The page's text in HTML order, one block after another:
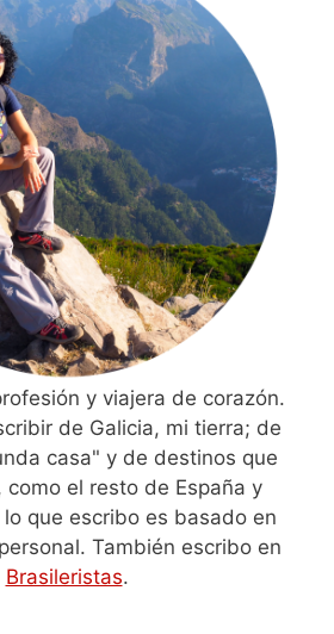
y viajera de corazón.
de Galicia, mi tierra; de
casa" y de destinos que
como el resto de España y
que escribo es basado en
También escribo en
Brasileristas.